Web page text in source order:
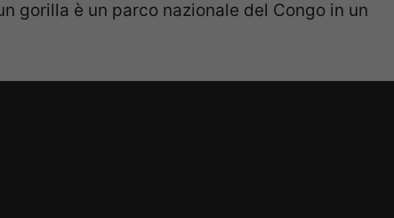
gorilla è un parco nazionale del Congo in un